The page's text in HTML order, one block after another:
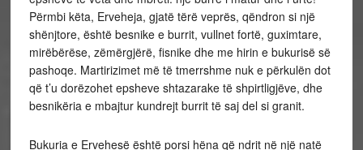
Përmbi këta, Erveheja, gjatë tërë veprës, qëndron si një
shënjtore, është besnike e burrit, vullnet fortë, guximtare,
mirëbërëse, zëmërgjërë, fisnike dhe me hirin e bukurisë së
pashoqe. Martirizimet më të tmerrshme nuk e përkulën dot
që t’u dorëzohet epsheve shtazarake të shpirtligjëve, dhe
besnikëria e mbajtur kundrejt burrit të saj del si granit.
Bukuria e Ervehesë është porsi hëna që ndrit në një natë